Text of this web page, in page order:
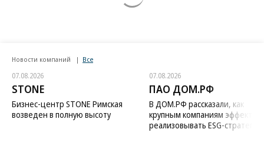
Новости компаний Все
07.08.2026
STONE
Бизнес-центр STONE Римская
возведен в полную высоту
07.08.2026
ПАО ДОМ.РФ
В ДОМ.РФ рассказали, как
крупным компаниям
реализовывать ESG-стратегию